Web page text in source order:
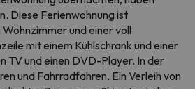
Diese Ferienwohnung ist
und einer voll
mit einem Kühlschrank und einer
TV und einen DVD-Player. In der
und Fahrradfahren. Ein Verleih von